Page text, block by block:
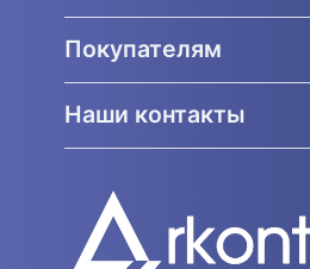
Покупателям
Наши контакты